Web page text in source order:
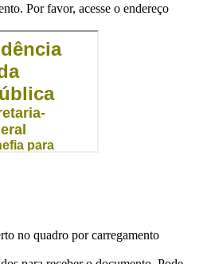
Por favor, acesse o endereço
no quadro por carregamento